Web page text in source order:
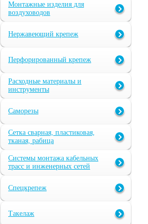
Монтажные изделия для
воздуховодов
Нержавеющий крепеж
Перфорированный крепеж
Расходные материалы и
инструменты
Саморезы
Сетка сварная, пластиковая,
тканая, рабица
Системы монтажа кабельных
трасс и инженерных сетей
Спецкрепеж
Такелаж